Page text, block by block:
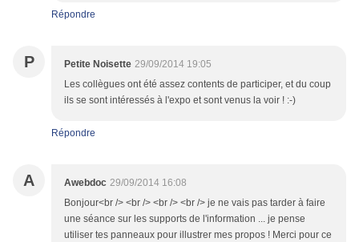
Répondre
P Petite Noisette 29/09/2014 19:05
Les collègues ont été assez contents de participer, et du coup
ils se sont intéressés à l'expo et sont venus la voir ! :-)
Répondre
A Awebdoc 29/09/2014 16:08
Bonjour<br /> <br /> <br /> <br /> je ne vais pas tarder à faire
une séance sur les supports de l'information ... je pense
utiliser tes panneaux pour illustrer mes propos ! Merci pour ce